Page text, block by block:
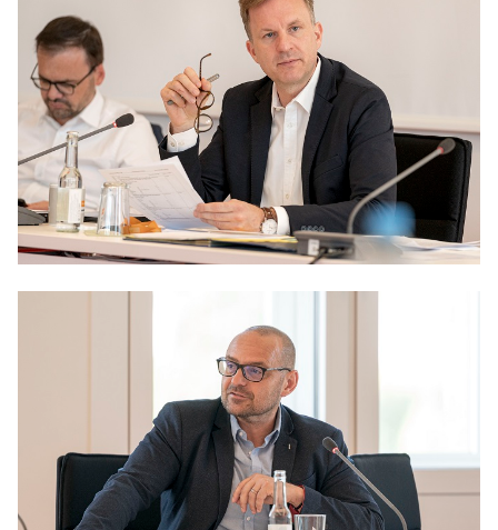
CDU Fraktion im Brandenburger Landtag
CDU Brandenburg
CDU Potsdam